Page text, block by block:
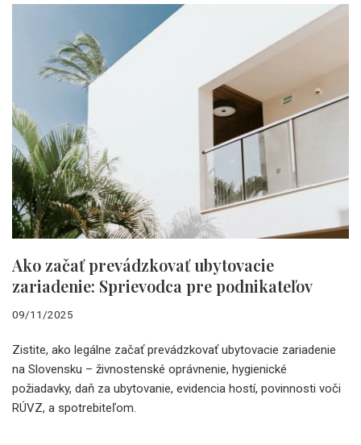
Ako začať prevádzkovať ubytovacie
zariadenie: Sprievodca pre podnikateľov
09/11/2025
Zistite, ako legálne začať prevádzkovať ubytovacie zariadenie
na Slovensku – živnostenské oprávnenie, hygienické
požiadavky, daň za ubytovanie, evidencia hostí, povinnosti voči
RÚVZ, a spotrebiteľom.